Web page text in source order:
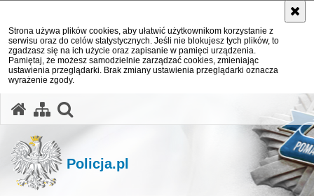
Strona używa plików cookies, aby ułatwić użytkownikom korzystanie z
serwisu oraz do celów statystycznych. Jeśli nie blokujesz tych plików, to
zgadzasz się na ich użycie oraz zapisanie w pamięci urządzenia.
Pamiętaj, że możesz samodzielnie zarządzać cookies, zmieniając
ustawienia przeglądarki. Brak zmiany ustawienia przeglądarki oznacza
wyrażenie zgody.
Policja.pl